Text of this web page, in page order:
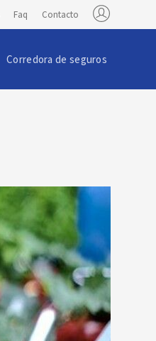
Faq Contacto
Corredora de seguros